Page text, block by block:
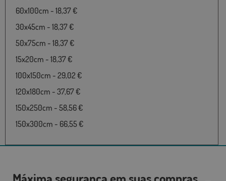
60x100cm - 18,37 €
30x45cm - 18,37 €
50x75cm - 18,37 €
15x20cm - 18,37 €
100x150cm - 29,02 €
120x180cm - 37,67 €
150x250cm - 58,56 €
150x300cm - 66,55 €